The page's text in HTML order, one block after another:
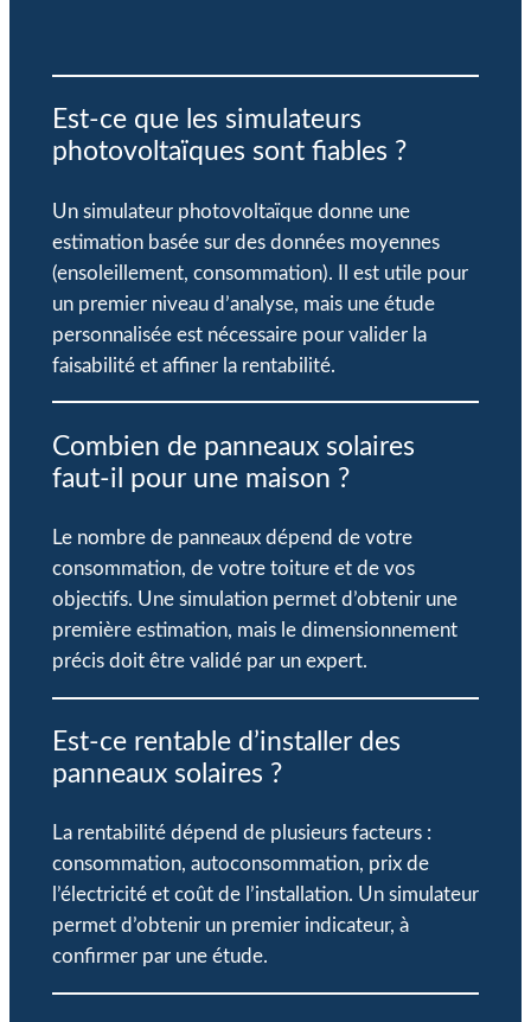
Est-ce que les simulateurs
photovoltaïques sont fiables ?
Un simulateur photovoltaïque donne une
estimation basée sur des données moyennes
(ensoleillement, consommation). Il est utile pour
un premier niveau d’analyse, mais une étude
personnalisée est nécessaire pour valider la
faisabilité et affiner la rentabilité.
Combien de panneaux solaires
faut-il pour une maison ?
Le nombre de panneaux dépend de votre
consommation, de votre toiture et de vos
objectifs. Une simulation permet d’obtenir une
première estimation, mais le dimensionnement
précis doit être validé par un expert.
Est-ce rentable d’installer des
panneaux solaires ?
La rentabilité dépend de plusieurs facteurs :
consommation, autoconsommation, prix de
l’électricité et coût de l’installation. Un simulateur
permet d’obtenir un premier indicateur, à
confirmer par une étude.